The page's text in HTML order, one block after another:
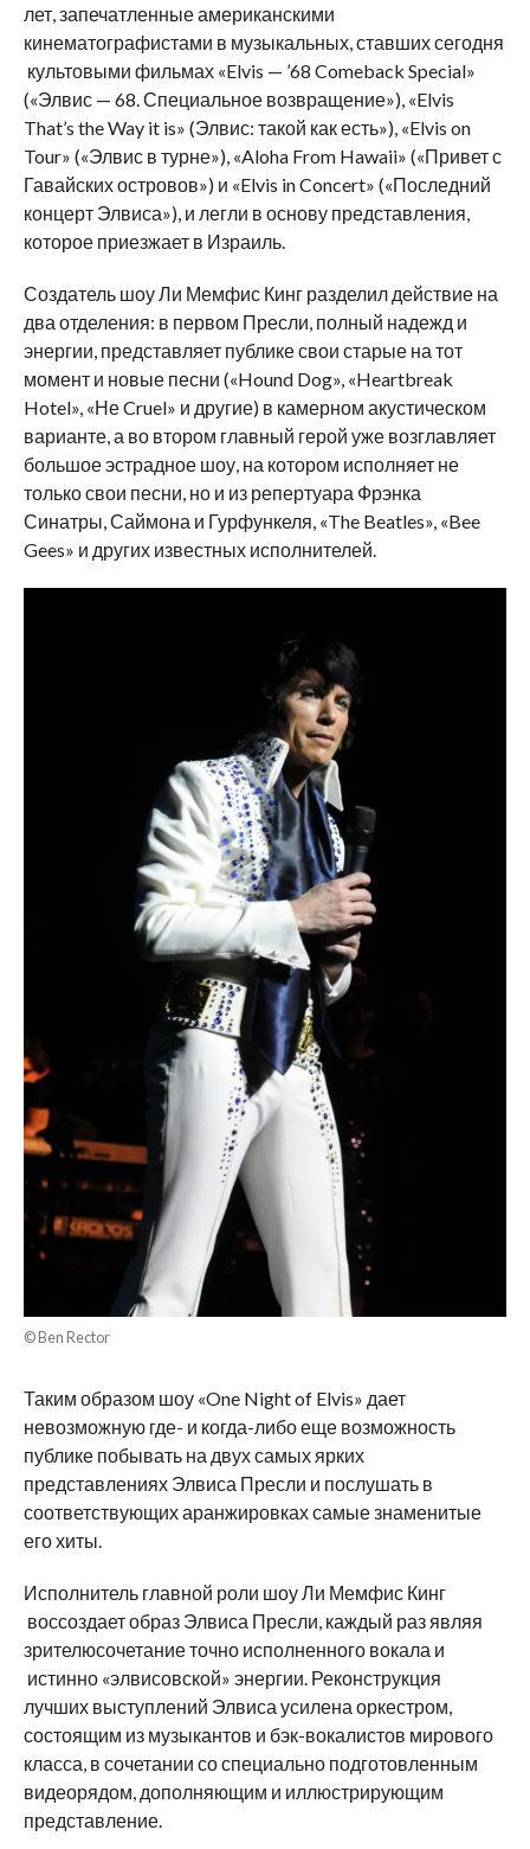
лет, запечатленные американскими
кинематографистами в музыкальных, ставших сегодня
культовыми фильмах «Elvis — ’68 Comeback Special»
(«Элвис — 68. Специальное возвращение»), «Elvis
That’s the Way it is» (Элвис: такой как есть»), «Elvis on
Tour» («Элвис в турне»), «Aloha From Hawaii» («Привет с
Гавайских островов») и «Elvis in Concert» («Последний
концерт Элвиса»), и легли в основу представления,
которое приезжает в Израиль.
Создатель шоу Ли Мемфис Кинг разделил действие на
два отделения: в первом Пресли, полный надежд и
энергии, представляет публике свои старые на тот
момент и новые песни («Hound Dog», «Heartbreak
Hotel», «Не Cruel» и другие) в камерном акустическом
варианте, а во втором главный герой уже возглавляет
большое эстрадное шоу, на котором исполняет не
только свои песни, но и из репертуара Фрэнка
Синатры, Саймона и Гурфункеля, «The Beatles», «Bee
Gees» и других известных исполнителей.
© Ben Rector
Таким образом шоу «One Night of Elvis» дает
невозможную где- и когда-либо еще возможность
публике побывать на двух самых ярких
представлениях Элвиса Пресли и послушать в
соответствующих аранжировках самые знаменитые
его хиты.
Исполнитель главной роли шоу Ли Мемфис Кинг
воссоздает образ Элвиса Пресли, каждый раз являя
зрителюсочетание точно исполненного вокала и
истинно «элвисовской» энергии. Реконструкция
лучших выступлений Элвиса усилена оркестром,
состоящим из музыкантов и бэк-вокалистов мирового
класса, в сочетании со специально подготовленным
видеорядом, дополняющим и иллюстрирующим
представление.